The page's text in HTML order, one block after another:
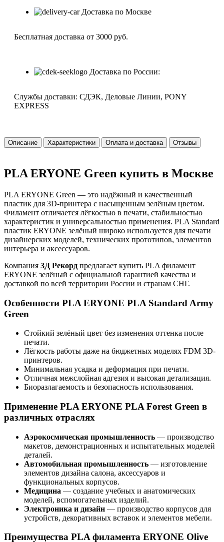
Доставка по Москве
Бесплатная доставка от 3000 руб.
Доставка по России:
Службы доставки: СДЭК, Деловые Линии, PONY
EXPRESS
Описание Характеристики Оплата и доставка Отзывы
PLA ERYONE Green купить в Москве
PLA ERYONE Green — это надёжный и качественный
пластик для 3D-принтера с насыщенным зелёным цветом.
Филамент отличается лёгкостью в печати, стабильностью
характеристик и универсальностью применения. PLA Standard
пластик ERYONE зелёный широко используется для печати
дизайнерских моделей, технических прототипов, элементов
интерьера и аксессуаров.
Компания 3Д Рекорд предлагает купить PLA филамент
ERYONE зелёный с официальной гарантией качества и
доставкой по всей территории России и странам СНГ.
Особенности PLA ERYONE PLA Standard Army
Green
Стойкий зелёный цвет без изменения оттенка после
печати.
Лёгкость работы даже на бюджетных моделях FDM 3D-
принтеров.
Минимальная усадка и деформация при печати.
Отличная межслойная адгезия и высокая детализация.
Биоразлагаемость и безопасность использования.
Применение PLA ERYONE PLA Forest Green в
различных отраслях
Аэрокосмическая промышленность — производство
макетов, демонстрационных и испытательных моделей
деталей.
Автомобильная промышленность — изготовление
элементов дизайна салона, аксессуаров и
функциональных корпусов.
Медицина — создание учебных и анатомических
моделей, вспомогательных изделий.
Электроника и дизайн — производство корпусов для
устройств, декоративных вставок и элементов мебели.
Преимущества PLA филамента ERYONE Olive